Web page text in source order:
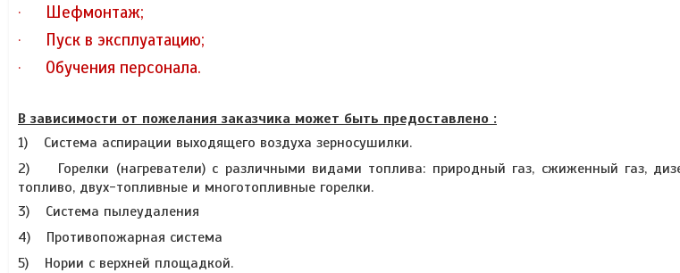
·
Шефмонтаж;
· Пуск в эксплуатацию;
· Обучения персонала.
В зависимости от пожелания заказчика может быть предоставлено :
1)
Система аспирации выходящего воздуха зерносушилки.
2)
Горелки (нагреватели) с различными видами топлива: природный газ, сжиженный газ,
топливо, двух-топливные и многотопливные горелки.
3)
Система пылеудаления
4)
Противопожарная система
5)
Нории с верхней площадкой.